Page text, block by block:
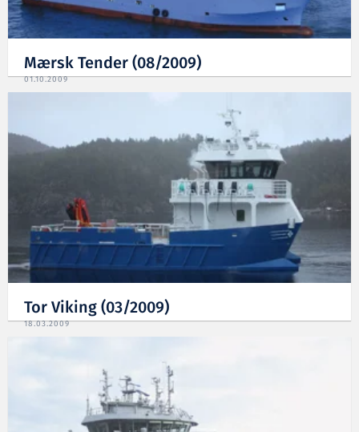
Mærsk Tender (08/2009)
01.10.2009
Tor Viking (03/2009)
18.03.2009